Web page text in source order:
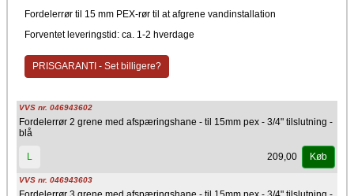
Fordelerrør til 15 mm PEX-rør til at afgrene vandinstallation
Forventet leveringstid: ca. 1-2 hverdage
PRISGARANTI - Set billigere?
VVS nr. 046943602
Fordelerrør 2 grene med afspæringshane - til 15mm pex - 3/4" tilslutning -
blå
L 209,00 Køb
VVS nr. 046943603